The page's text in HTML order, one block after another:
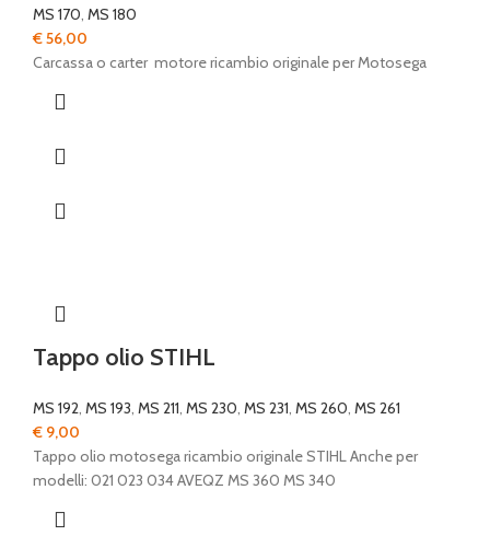
MS 170, MS 180
€56,00
Carcassa o carter motore ricambio originale per Motosega
Tappo olio STIHL
MS 192, MS 193, MS 211, MS 230, MS 231, MS 260, MS 261
€ 9,00
Tappo olio motosega ricambio originale STIHL Anche per
modelli: 021 023 034 AVEQZ MS 360 MS 340